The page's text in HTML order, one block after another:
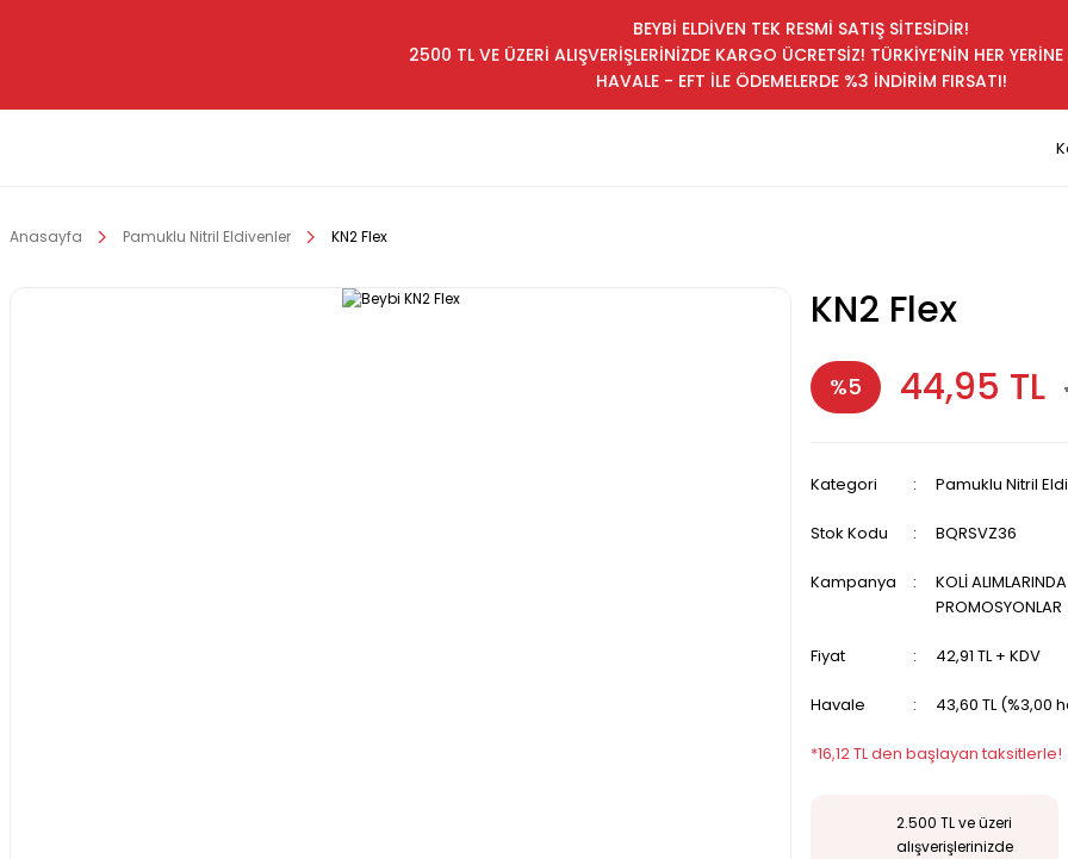
BEYBİ ELDİVEN TEK RESMİ SATIŞ SİTESİDİR!
2500 TL VE ÜZERİ ALIŞVERİŞLERİNİZDE KARGO ÜCRETSİZ! TÜRKİYE’NİN HER
HAVALE - EFT İLE ÖDEMELERDE %3 İNDİRİM FIRSATI!
Anasayfa Pamuklu Nitril Eldivenler KN2 Flex
KN2 Flex
%5 44,95 TL
Kategori Pamuklu Nitril
Stok Kodu BQRSVZ36
Kampanya
KOLİ
PROMOSYONLAR
Fiyat 42,91 TL + KDV
Havale 43,60 TL (%3,00
*16,12 TL den başlayan taksitlerle!
2.500 TL ve üzeri
alışverişlerinizde